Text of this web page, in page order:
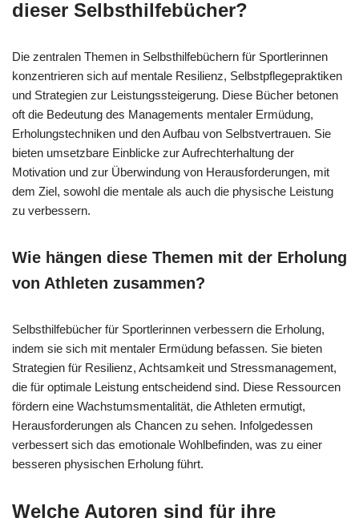
dieser Selbsthilfebücher?
Die zentralen Themen in Selbsthilfebüchern für Sportlerinnen
konzentrieren sich auf mentale Resilienz, Selbstpflegepraktiken
und Strategien zur Leistungssteigerung. Diese Bücher betonen
oft die Bedeutung des Managements mentaler Ermüdung,
Erholungstechniken und den Aufbau von Selbstvertrauen. Sie
bieten umsetzbare Einblicke zur Aufrechterhaltung der
Motivation und zur Überwindung von Herausforderungen, mit
dem Ziel, sowohl die mentale als auch die physische Leistung
zu verbessern.
Wie hängen diese Themen mit der Erholung
von Athleten zusammen?
Selbsthilfebücher für Sportlerinnen verbessern die Erholung,
indem sie sich mit mentaler Ermüdung befassen. Sie bieten
Strategien für Resilienz, Achtsamkeit und Stressmanagement,
die für optimale Leistung entscheidend sind. Diese Ressourcen
fördern eine Wachstumsmentalität, die Athleten ermutigt,
Herausforderungen als Chancen zu sehen. Infolgedessen
verbessert sich das emotionale Wohlbefinden, was zu einer
besseren physischen Erholung führt.
Welche Autoren sind für ihre